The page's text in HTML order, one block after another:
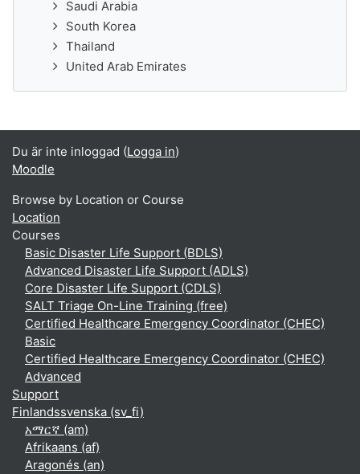
Saudi Arabia
South Korea
Thailand
United Arab Emirates
Du är inte inloggad (Logga in)
Moodle
Browse by Location or Course
Location
Courses
Basic Disaster Life Support (BDLS)
Advanced Disaster Life Support (ADLS)
Core Disaster Life Support (CDLS)
SALT Triage On-Line Training (free)
Certified Healthcare Emergency Coordinator (CHEC)
Basic
Certified Healthcare Emergency Coordinator (CHEC)
Advanced
Support
Finlandssvenska ‎(sv_fi)‎
አማርኛ ‎(am)‎
Afrikaans ‎(af)‎
Aragonés ‎(an)‎